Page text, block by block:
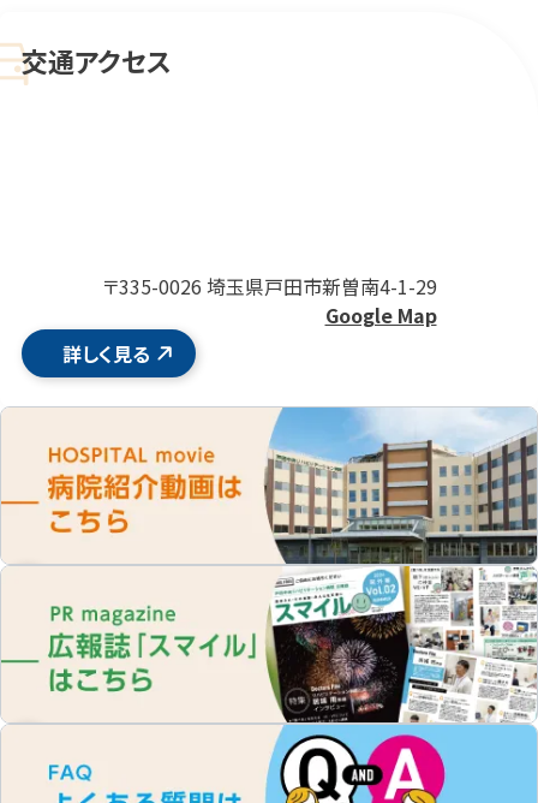
交通アクセス
〒335-0026 埼玉県戸田市新曽南4-1-29
Google Map
詳しく見る